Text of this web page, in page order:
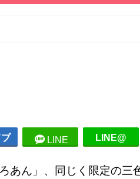
LINE LINE@
あん」、同じく限定の三